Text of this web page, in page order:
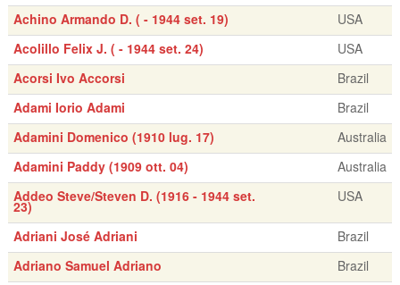
Achino Armando D. ( - 1944 set. 19)
USA
Acolillo Felix J. ( - 1944 set. 24)
USA
Acorsi Ivo Accorsi
Brazil
Adami Iorio Adami
Brazil
Adamini Domenico (1910 lug. 17)
Australia
Adamini Paddy (1909 ott. 04)
Australia
Addeo Steve/Steven D. (1916 - 1944 set.
23)
USA
Adriani José Adriani
Brazil
Adriano Samuel Adriano
Brazil